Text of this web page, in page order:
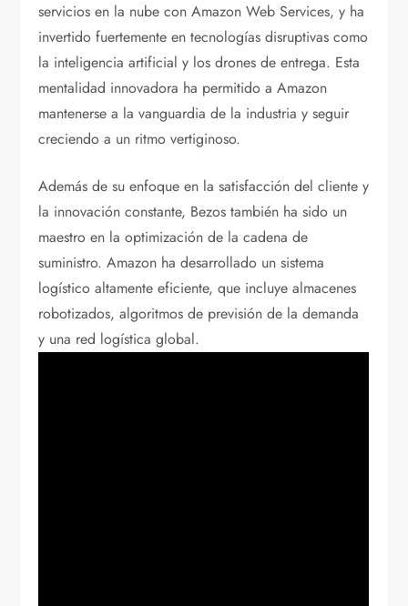
servicios en la nube con Amazon Web Services, y ha
invertido fuertemente en tecnologías disruptivas como
la inteligencia artificial y los drones de entrega. Esta
mentalidad innovadora ha permitido a Amazon
mantenerse a la vanguardia de la industria y seguir
creciendo a un ritmo vertiginoso.
Además de su enfoque en la satisfacción del cliente y
la innovación constante, Bezos también ha sido un
maestro en la optimización de la cadena de
suministro. Amazon ha desarrollado un sistema
logístico altamente eficiente, que incluye almacenes
robotizados, algoritmos de previsión de la demanda
y una red logística global.